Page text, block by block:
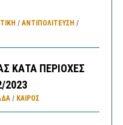
/ΑΝΤΙΠΟΛΊΤΕΥΣΗ /
ΚΑΤΑ ΠΕΡΙΟΧΕΣ
2023
/ ΚΑΙΡΌΣ